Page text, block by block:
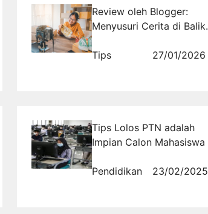
Review oleh Blogger:
Menyusuri Cerita di Balik
Produk
Tips
27/01/2026
Tips Lolos PTN adalah
Impian Calon Mahasiswa
Pendidikan 23/02/2025